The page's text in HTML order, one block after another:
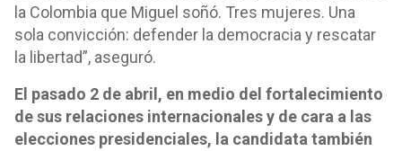
la Colombia que Miguel soñó. Tres mujeres. Una
sola convicción: defender la democracia y rescatar
la libertad”, aseguró.
El pasado 2 de abril, en medio del fortalecimiento
de sus relaciones internacionales y de cara a las
elecciones presidenciales, la candidata también